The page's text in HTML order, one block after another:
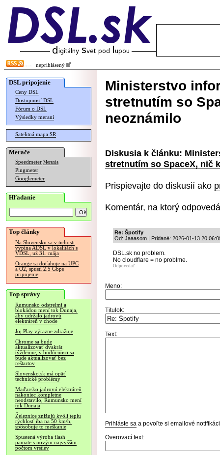
neprihlásený
DSL pripojenie
Ceny DSL
Dostupnosť DSL
Fórum o DSL
Výsledky meraní
Satelitná mapa SR
Merače
Speedmeter Merania
Pingmeter
Googlemeter
Hľadanie
Top články
Na Slovensku sa v tichosti
vypína ADSL v lokalitách s
VDSL, už 31. mája
Orange sa doťahuje na UPC
a O2, spustí 2.5 Gbps
pripojenie
Top správy
Rumunsko odstrelmi a
blokádou mení tok Dunaja,
aby udržalo jadrovú
elektráreň v chode
Joj Play výrazne zdražuje
Chrome sa bude
aktualizovať dvakrát
týždenne, v budúcnosti sa
bude aktualizovať bez
reštartov
Slovensko.sk má opäť
technické problémy
Maďarsko jadrovú elektráreň
nakoniec kompletne
neodstavilo, Rumunsko mení
tok Dunaja
Železnice znižujú kvôli teplu
rýchlosť iba na 50 km/h,
spôsobuje to meškanie
Spustená výroba flash
pamäte s novým najvyšším
počtom vrstiev
Ministerstvo
stretnutím so
neoznámilo
Diskusia k článku:
stretnutím so SpaceX, nič
Prispievajte do diskusií ako
Komentár, na ktorý
Re: Špotify
Od: Jaaasom | Pridané: 2026-01-13
DSL.sk no problem.
No cloudflare = no problme.
Odpovedať
Meno:
Titulok:
Text:
Prihláste sa a povoľte si emailové
Overovací text: